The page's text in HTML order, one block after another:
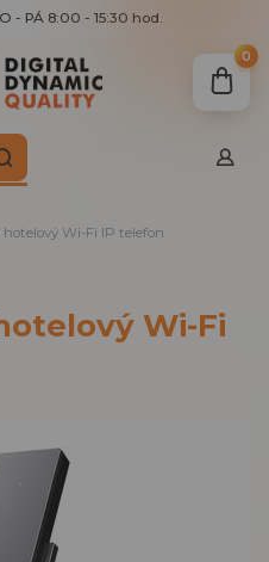
- PÁ 8:00 - 15:30 hod.
0
Wi-Fi IP telefon
Wi-Fi